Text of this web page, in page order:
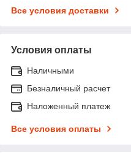
Все условия доставки
Условия оплаты
Наличными
Безналичный расчет
Наложенный платеж
Все условия оплаты